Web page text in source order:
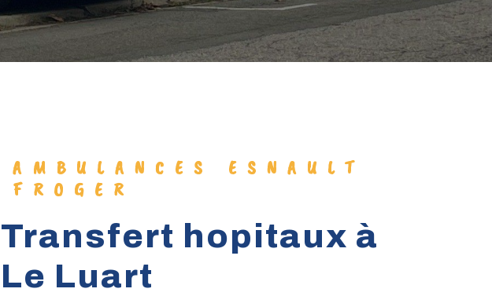
AMBULANCES ESNAULT
FROGER
transfert hopitaux à
Le Luart